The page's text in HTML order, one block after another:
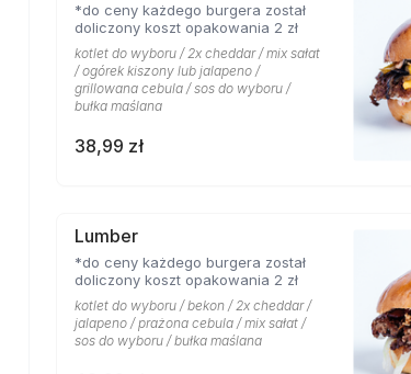
*do ceny każdego burgera został
doliczony koszt opakowania 2 zł
kotlet do wyboru / 2x cheddar / mix sałat
/ ogórek kiszony lub jalapeno /
grillowana cebula / sos do wyboru /
bułka maślana
38,99 zł
Lumber
*do ceny każdego burgera został
doliczony koszt opakowania 2 zł
kotlet do wyboru / bekon / 2x cheddar /
jalapeno / prażona cebula / mix sałat /
sos do wyboru / bułka maślana